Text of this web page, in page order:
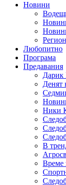
Новини
Любопитно
Програма
Предавания
Дарик
Денят
Ники
В
Време